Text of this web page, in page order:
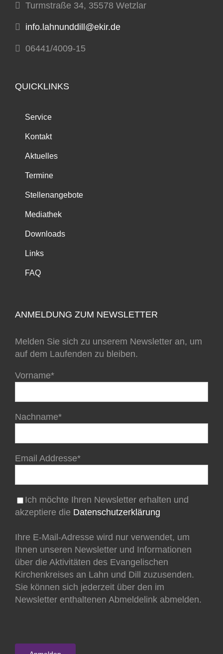
Turmstraße 34, 35578 Wetzlar
info.lahnunddill@ekir.de
06441/4009-15
QUICKLINKS
Service
Kontakt
Aktuelles
Termine
Stellenangebote
Mediathek
Downloads
Links
FAQ
ANMELDUNG ZUM NEWSLETTER
Melden Sie sich zu unserem Newsletter an, um
auf dem Laufenden zu bleiben.
Vorname*
Nachname*
Email Addresse*
Ich möchte Ihren Newsletter erhalten und
akzeptiere die Datenschutzerklärung
Ihre E-Mail-Adresse wird nur verwendet, um
Ihnen unseren Newsletter und Informationen
über die Aktivitäten des Evangelischen
Kirchenkreises an Lahn und Dill zuzusenden.
Sie können sich jederzeit über den im
Newsletter enthaltenen Abmeldelink abmelden.